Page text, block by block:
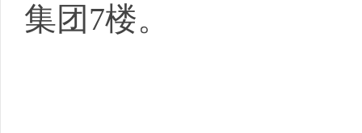
集团 7楼。